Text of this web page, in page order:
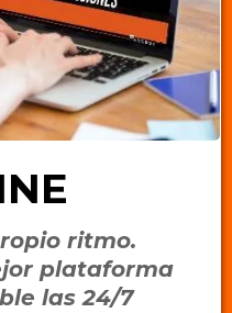
ritmo.
plataforma
las 24/7